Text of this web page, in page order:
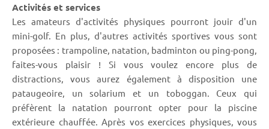
Activités et services
Les amateurs d'activités physiques pourront jouir d'un
mini-golf. En plus, d'autres activités sportives vous sont
proposées : trampoline, natation, badminton ou ping-pong,
faites-vous plaisir ! Si vous voulez encore plus de
distractions, vous aurez également à disposition une
pataugeoire, un solarium et un toboggan. Ceux qui
préfèrent la natation pourront opter pour la piscine
extérieure chauffée. Après vos exercices physiques, vous